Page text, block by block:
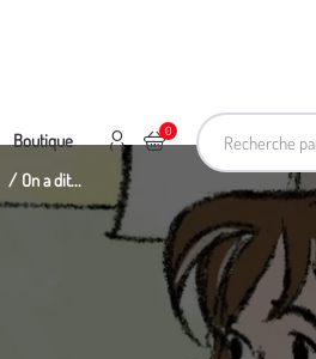
Recherche
Boutique 0
Ajouter au panier
Mon compte
On a dit...